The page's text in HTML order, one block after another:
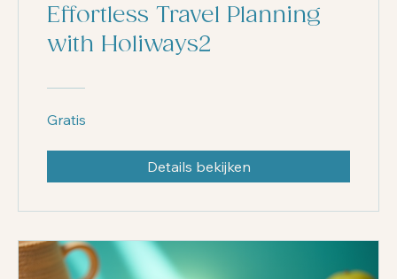
Effortless Travel Planning
with Holiways2
Gratis
Details bekijken